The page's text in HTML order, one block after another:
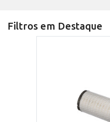
Filtros em Destaque